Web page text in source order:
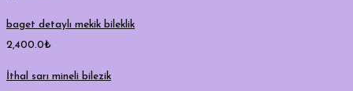
baget detaylı mekik bileklik
2,400.0₺
İthal sarı mineli bilezik